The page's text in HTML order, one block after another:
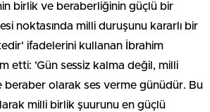
birlik ve beraberliğinin güçlü bir
noktasında milli duruşunu kararlı bir
ifadelerini kullanan İbrahim
etti: 'Gün sessiz kalma değil, milli
beraber olarak ses verme günüdür. Bu
milli birlik şuurunu en güçlü